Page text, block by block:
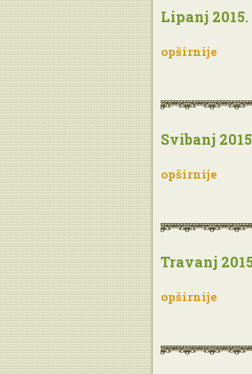
Lipanj 2015.
opširnije
Svibanj
opširnije
Travanj
opširnije